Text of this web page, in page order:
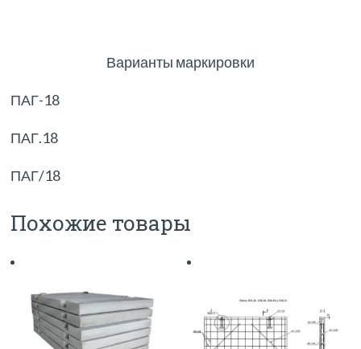
Варианты маркировки
ПАГ-18
ПАГ.18
ПАГ/18
Похожие товары